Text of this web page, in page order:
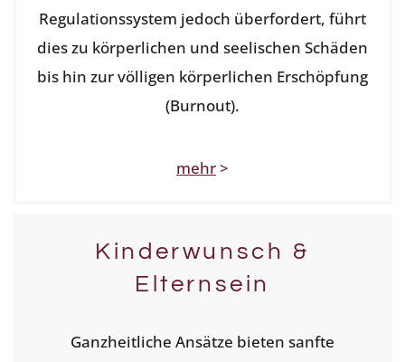
Regulationssystem jedoch überfordert, führt
dies zu körperlichen und seelischen Schäden
bis hin zur völligen körperlichen Erschöpfung
(Burnout).
mehr>
Kinderwunsch &
Elternsein
Ganzheitliche Ansätze bieten sanfte